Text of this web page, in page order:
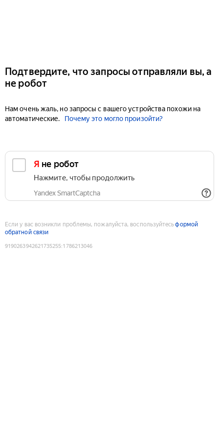
Подтвердите, что запросы отправляли вы, а
не робот
Нам очень жаль, но запросы с вашего устройства похожи на
автоматические.
Почему это могло произойти?
Я не робот
Нажмите, чтобы продолжить
Yandex SmartCaptcha
Если у вас возникли проблемы, пожалуйста, воспользуйтесьформой
обратной связи
9190263942621735255:1786213046